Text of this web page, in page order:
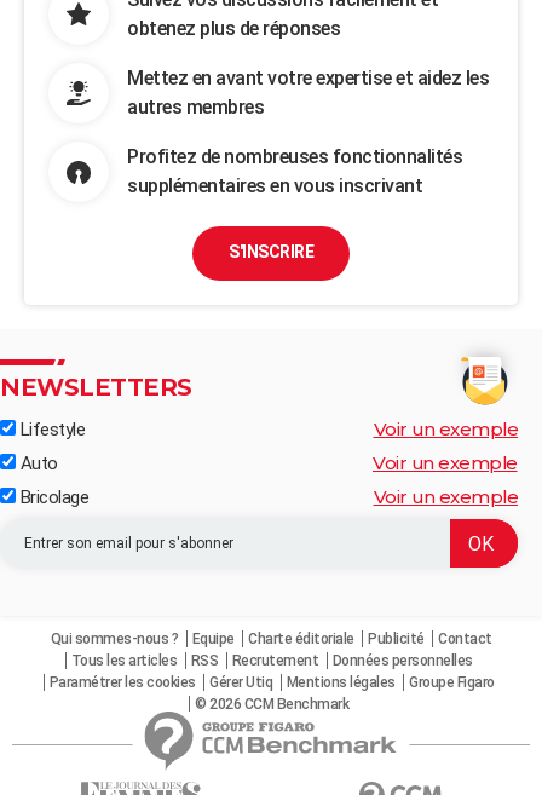
obtenez plus de réponses
Mettez en avant votre expertise et aidez les
autres membres
Profitez de nombreuses fonctionnalités
supplémentaires en vous inscrivant
S'INSCRIRE
NEWSLETTERS
Lifestyle Voir un exemple
Auto Voir un exemple
Bricolage Voir un exemple
Qui sommes-nous ? Equipe Charte éditoriale Publicité
Contact
Tous les articles
RSS Recrutement
Données personnelles
Paramétrer les cookies
Gérer Utiq Mentions légales
Groupe Figaro
© 2026 CCM Benchmark